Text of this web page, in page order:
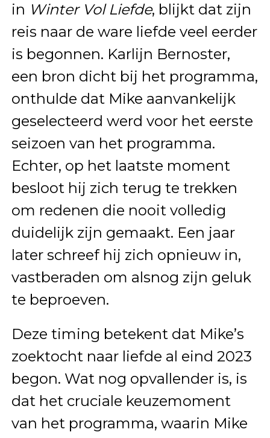
in Winter Vol Liefde, blijkt dat zijn
reis naar de ware liefde veel eerder
is begonnen. Karlijn Bernoster,
een bron dicht bij het programma,
onthulde dat Mike aanvankelijk
geselecteerd werd voor het eerste
seizoen van het programma.
Echter, op het laatste moment
besloot hij zich terug te trekken
om redenen die nooit volledig
duidelijk zijn gemaakt. Een jaar
later schreef hij zich opnieuw in,
vastberaden om alsnog zijn geluk
te beproeven.
Deze timing betekent dat Mike’s
zoektocht naar liefde al eind 2023
begon. Wat nog opvallender is, is
dat het cruciale keuzemoment
van het programma, waarin Mike